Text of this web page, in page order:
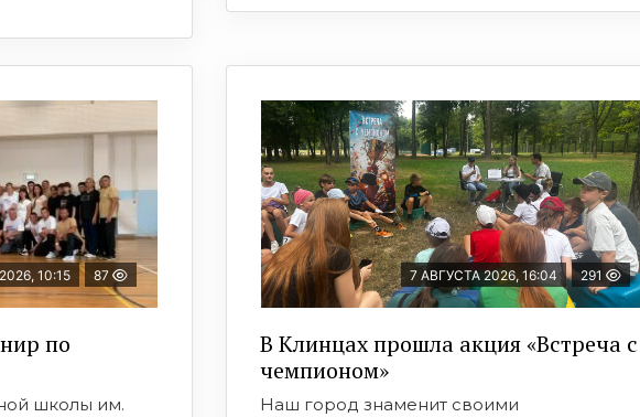
10:15 87
по
школы им.
7 АВГУСТА 2026, 16:04 291
В Клинцах прошла акция «Встреча с
чемпионом»
Наш город знаменит своими